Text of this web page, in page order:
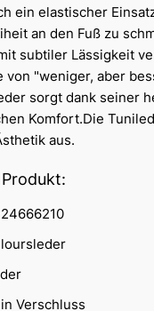
ein elastischer
an den Fuß zu
subtiler Lässigkeit
von "weniger, aber
sorgt dank seiner
Komfort.Die
aus.
Verschluss